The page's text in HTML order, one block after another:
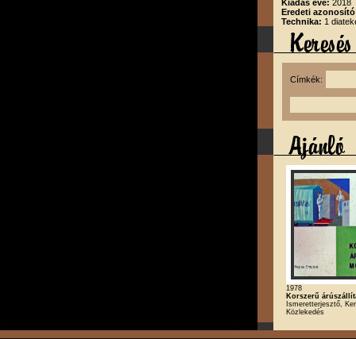
Kiadás éve: 2018
Eredeti
Technika: 1
Címkék:
1978
Korszerű
Ismeretterjesztő,
Közlekedés